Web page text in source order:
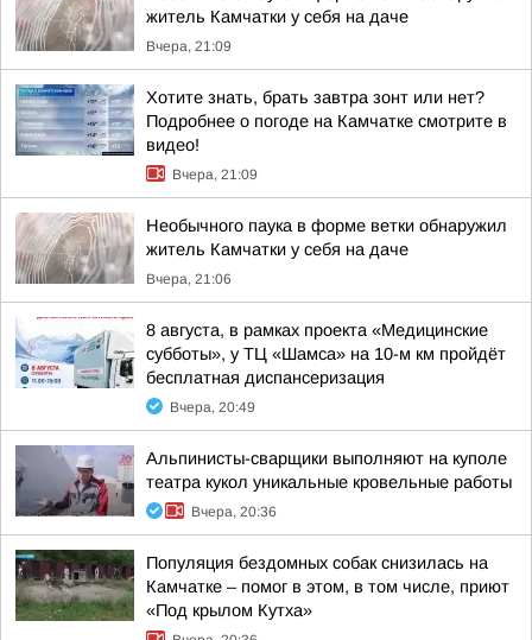
житель Камчатки у себя на даче
Вчера, 21:09
Хотите знать, брать завтра зонт или нет?
Подробнее о погоде на Камчатке смотрите в
видео!
Вчера, 21:09
Необычного паука в форме ветки обнаружил
житель Камчатки у себя на даче
Вчера, 21:06
8 августа, в рамках проекта «Медицинские
субботы», у ТЦ «Шамса» на 10-м км пройдёт
бесплатная диспансеризация
Вчера, 20:49
Альпинисты-сварщики выполняют на куполе
театра кукол уникальные кровельные работы
Вчера, 20:36
Популяция бездомных собак снизилась на
Камчатке – помог в этом, в том числе, приют
«Под крылом Кутха»